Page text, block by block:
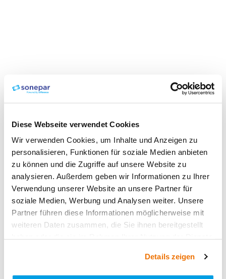
Diese Webseite verwendet Cookies
Wir verwenden Cookies, um Inhalte und Anzeigen zu
personalisieren, Funktionen für soziale Medien anbieten
zu können und die Zugriffe auf unsere Website zu
analysieren. Außerdem geben wir Informationen zu Ihrer
Verwendung unserer Website an unsere Partner für
soziale Medien, Werbung und Analysen weiter. Unsere
Partner führen diese Informationen möglicherweise mit
weiteren Daten zusammen, die Sie ihnen bereitgestellt
Details zeigen